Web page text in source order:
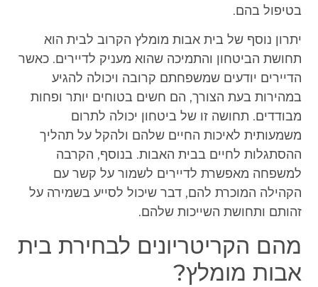
בטיפול בהם.
יתרון נוסף של בית אבות מומלץ הקרוב לבית הוא
תחושת הביטחון והתמיכה שהוא מעניק לדיירים. כאשר
הדיירים יודעים שמשפחתם קרובה ויכולה להגיע
במהירות בעת הצורך, הם חשים בטוחים יותר ופחות
מבודדים. תחושה זו של ביטחון יכולה לתרום
משמעותית לאיכות החיים שלהם ולהקל על תהליך
ההסתגלות לחיים בבית האבות. בנוסף, הקרבה
למשפחה מאפשרת לדיירים לשמור על קשר עם
הקהילה המוכרת להם, דבר שיכול לסייע בשמירה על
זהותם ותחושת השייכות שלהם.
מהם הקריטריונים לבחירת בית
אבות מומלץ?